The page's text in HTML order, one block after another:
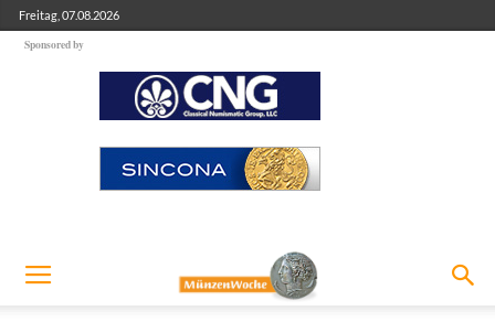
Freitag, 07.08.2026
Sponsored by